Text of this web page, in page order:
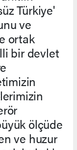
Türkiye'
ve
ortak
bir devlet
ölçüde
ve huzur